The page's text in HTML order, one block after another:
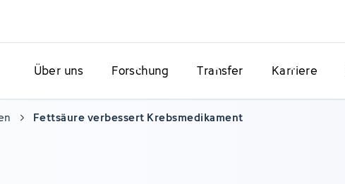
Über uns Forschung Transfer Karriere
Fettsäure verbessert Krebsmedikament